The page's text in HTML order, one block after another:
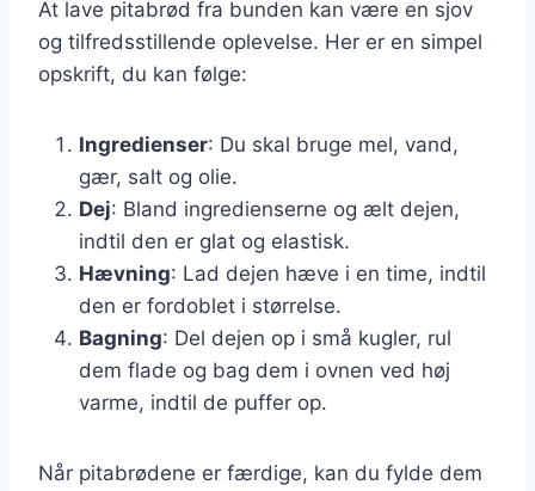
At lave pitabrød fra bunden kan være en sjov
og tilfredsstillende oplevelse. Her er en simpel
opskrift, du kan følge:
Ingredienser: Du skal bruge mel, vand,
gær, salt og olie.
Dej: Bland ingredienserne og ælt dejen,
indtil den er glat og elastisk.
Hævning: Lad dejen hæve i en time, indtil
den er fordoblet i størrelse.
Bagning: Del dejen op i små kugler, rul
dem flade og bag dem i ovnen ved høj
varme, indtil de puffer op.
Når pitabrødene er færdige, kan du fylde dem